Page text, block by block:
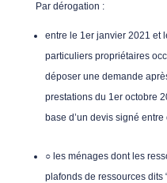
Par dérogation :
entre le 1er janvier 2021 et
particuliers propriétaires
déposer une demande
prestations du 1er octobre
base d’un devis signé
○ les ménages dont les
plafonds de ressources dits